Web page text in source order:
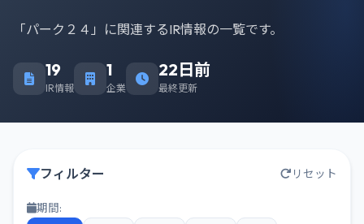
「パーク２４」に関連するIR情報の一覧です。
19
IR情報
1
企業
22日前
最終更新
フィルター リセット
期間: